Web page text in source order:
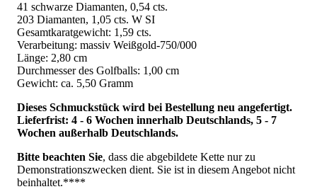
41 schwarze Diamanten, 0,54 cts.
203 Diamanten, 1,05 cts. W SI
Gesamtkaratgewicht: 1,59 cts.
Verarbeitung: massiv Weißgold-750/000
Länge: 2,80 cm
Durchmesser des Golfballs: 1,00 cm
Gewicht: ca. 5,50 Gramm
Dieses Schmuckstück wird bei Bestellung neu angefertigt.
Lieferfrist: 4 - 6 Wochen innerhalb Deutschlands, 5 - 7
Wochen außerhalb Deutschlands.
Bitte beachten Sie, dass die abgebildete Kette nur zu
Demonstrationszwecken dient. Sie ist in diesem Angebot nicht
beinhaltet.****